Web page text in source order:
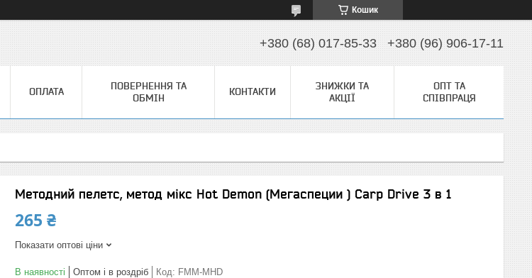
Кошик
+380 (68) 017-85-33 +380 (96) 906-17-11
ОПЛАТА
ПОВЕРНЕННЯ ТА
ОБМІН
КОНТАКТИ
ЗНИЖКИ ТА
АКЦІЇ
ОПТ ТА
СПІВПРАЦЯ
Методний пелетс, метод мікс Hot Demon (Мегаспеции ) Carp Drive 3 в 1
265 ₴
Показати оптові ціни
В наявності Оптом і в роздріб Код: FMM-МHD